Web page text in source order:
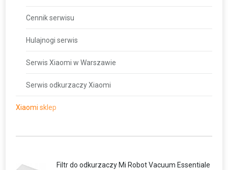
Cennik serwisu
Hulajnogi serwis
Serwis Xiaomi w Warszawie
Serwis odkurzaczy Xiaomi
Xiaomi sklep
Filtr do odkurzaczy Mi Robot Vacuum Essentiale